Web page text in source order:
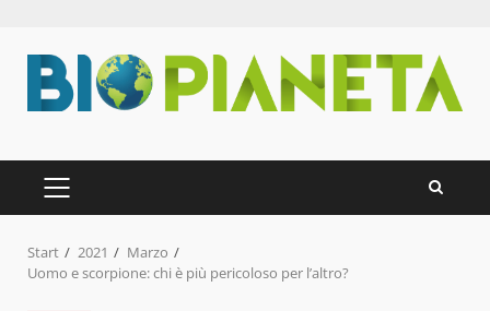
Inhalt
springen
PRIMÄRES
MENÜ
Start 2021
Marzo
Uomo e scorpione: chi è più pericoloso per l’altro?